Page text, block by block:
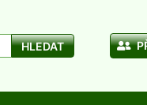
HLEDAT